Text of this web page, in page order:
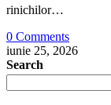
rinichilor…
0 Comments
iunie 25, 2026
Search